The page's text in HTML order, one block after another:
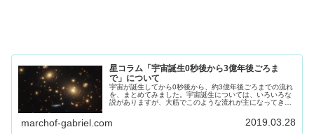
星コラム「宇宙誕生0秒後から3億年後ごろま
で」について
宇宙が誕生してから0秒後から、約3億年後ごろまでの流れ
を、まとめてみました。宇宙誕生については、いろいろな
説がありますが、大筋でこのような流れが主になってきて
くないので、それも楽しみにしてもいいですね。あなたの
考えはどうですか？参考になれば幸いです。
marchof-gabriel.com 2019.03.28